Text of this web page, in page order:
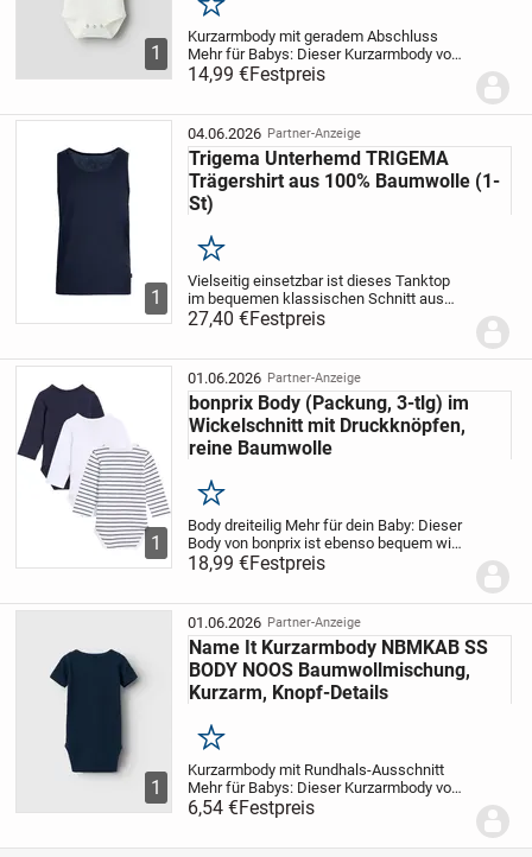
1
Merken
Kurzarmbody mit geradem Abschluss
Mehr für Babys: Dieser Kurzarmbody von
Lil', Atelier ist genauso bequem wie
stylisch. Ein gerader Abschluss schließt
wird mit...
14,99 €Festpreis
1
04.06.2026 Partner-Anzeige
Trigema Unterhemd TRIGEMA
Trägershirt aus 100% Baumwolle (1-
St)
Merken
Vielseitig einsetzbar ist dieses Tanktop
im bequemen klassischen Schnitt aus
weichem Single-Jersey Stoff. Mit weitem
Armausschnitt und Rundhalsausschnitt
27,40 €Festpreis
1
01.06.2026 Partner-Anzeige
bonprix Body (Packung, 3-tlg) im
Wickelschnitt mit Druckknöpfen,
reine Baumwolle
Merken
Body dreiteilig Mehr für dein Baby: Dieser
Body von bonprix ist ebenso bequem wie
schick. Dieser Artikel ist ein Langarm-
Bodysuit. Stoff für ein angenehmes
18,99 €Festpreis
1
01.06.2026 Partner-Anzeige
Name It Kurzarmbody NBMKAB SS
BODY NOOS Baumwollmischung,
Kurzarm, Knopf-Details
Merken
Kurzarmbody mit Rundhals-Ausschnitt
Mehr für Babys: Dieser Kurzarmbody von
Name It ist ebenso komfortabel wie
stylisch. Dieses Modell ist normal
6,54 €Festpreis